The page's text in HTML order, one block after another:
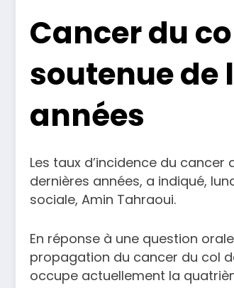
Cancer du
soutenue de
années
Les taux d’incidence du
dernières années, a indiqué,
sociale, Amin Tahraoui.
En réponse à une question
propagation du cancer du col
occupe actuellement la